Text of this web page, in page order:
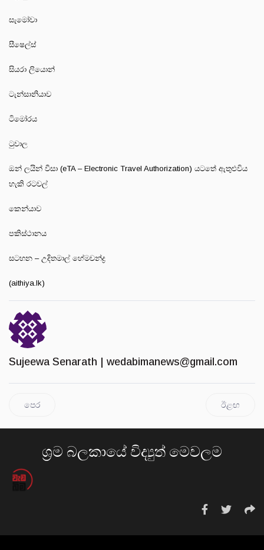
සැමෝවා
සීෂෙල්ස්
සියරා ලියොන්
ටැන්සානියාව
ටිමෝරය
ටුවාල
ඔන් ලයින් වීසා (eTA – Electronic Travel Authorization) යටතේ ඇතුළුවිය
හැකි රටවල්
කෙන්යාව
පකිස්ථානය
සටහන – උදිතමාල් හේමචන්ද්‍ර
(aithiya.lk)
Sujeewa Senarath | wedabimanews@gmail.com
පෙර ඊළඟ
ශ්‍රම බලකායේ විද්‍යුත් මෙවලම